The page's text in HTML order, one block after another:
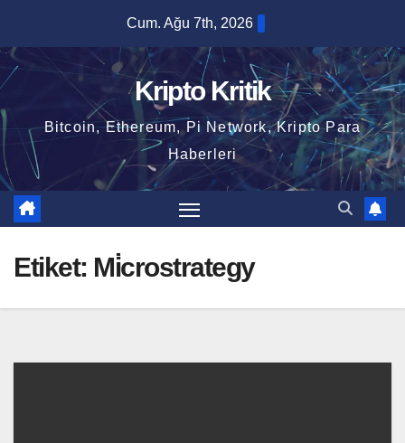
content
Cum. Ağu 7th, 2026
Kripto Kritik
Bitcoin, Ethereum, Pi Network, Kripto Para
Haberleri
Etiket: Mi̇crostrategy